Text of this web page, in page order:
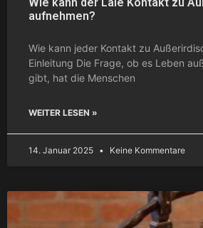
aufnehmen?
Wie kann jeder Kontakt zu
Einleitung Die Frage, ob es Leben
gibt, hat die Menschen
WEITER LESEN »
14. Januar 2025 Keine Kommentare